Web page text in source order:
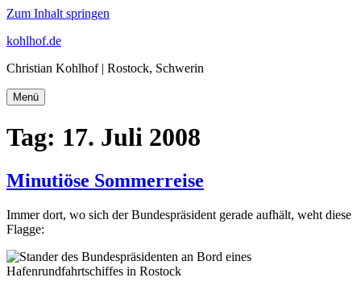
Zum Inhalt springen
kohlhof.de
Christian Kohlhof | Rostock, Schwerin
Menü
Tag: 17. Juli 2008
Minutiöse Sommerreise
Immer dort, wo sich der Bundespräsident gerade aufhält, weht diese
Flagge: